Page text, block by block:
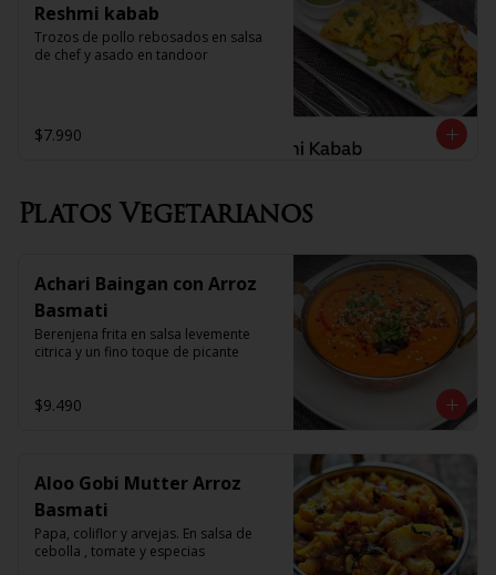
Reshmi kabab
Trozos de pollo rebosados en salsa
de chef y asado en tandoor
$7.990
Platos Vegetarianos
Achari Baingan con Arroz
Basmati
Berenjena frita en salsa levemente
citrica y un fino toque de picante
$9.490
Aloo Gobi Mutter Arroz
Basmati
Papa, coliflor y arvejas. En salsa de
cebolla , tomate y especias